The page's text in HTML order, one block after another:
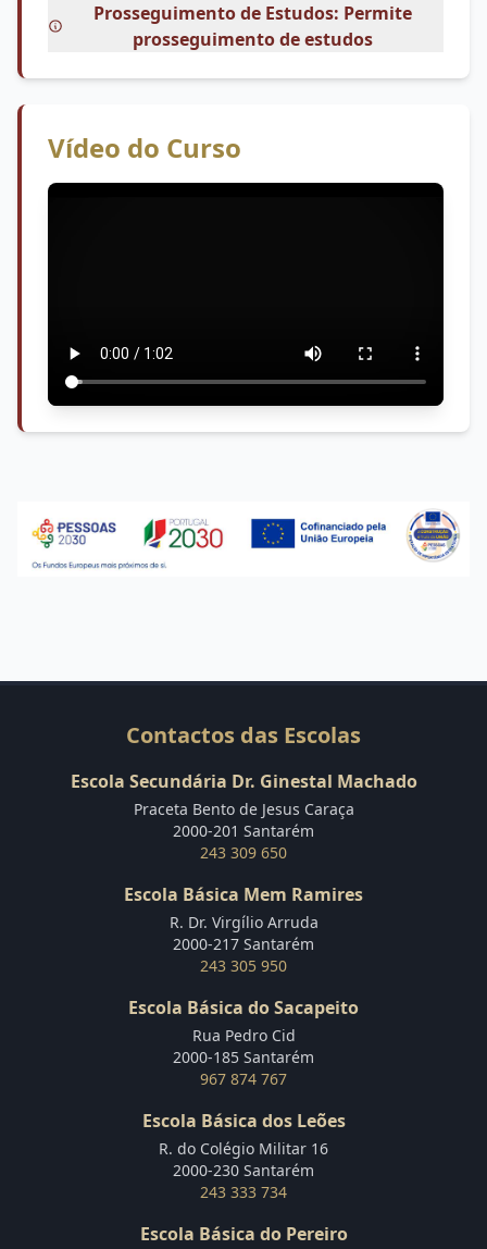
Prosseguimento de Estudos: Permite
prosseguimento de estudos
Vídeo do Curso
Contactos das Escolas
Escola Secundária Dr. Ginestal Machado
Praceta Bento de Jesus Caraça
2000-201 Santarém
243 309 650
Escola Básica Mem Ramires
R. Dr. Virgílio Arruda
2000-217 Santarém
243 305 950
Escola Básica do Sacapeito
Rua Pedro Cid
2000-185 Santarém
967 874 767
Escola Básica dos Leões
R. do Colégio Militar 16
2000-230 Santarém
243 333 734
Escola Básica do Pereiro